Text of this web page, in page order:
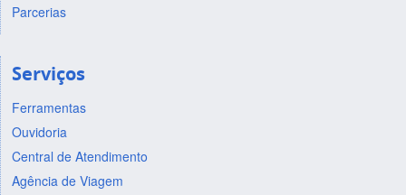
Parcerias
Serviços
Ferramentas
Ouvidoria
Central de Atendimento
Agência de Viagem